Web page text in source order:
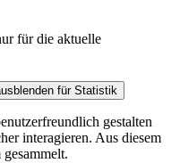
für die aktuelle
für Statistik
gestalten
interagieren. Aus diesem